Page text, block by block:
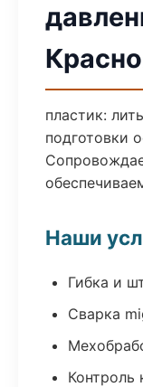
пластик:
подготовки
Наши
Гибка и
Сварка
Контроль